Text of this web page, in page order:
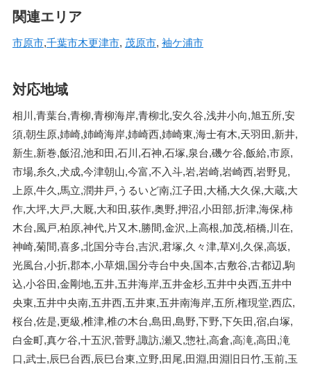
関連エリア
市原市,千葉市木更津市, 茂原市, 袖ケ浦市
対応地域
相川,青葉台,青柳,青柳海岸,青柳北,安久谷,浅井小向,旭五所,安
須,朝生原,姉崎,姉崎海岸,姉崎西,姉崎東,海士有木,天羽田,新井,
新生,新巻,飯沼,池和田,石川,石神,石塚,泉台,磯ケ谷,飯給,市原,
市場,糸久,犬成,今津朝山,今富,不入斗,岩,岩崎,岩崎西,岩野見,
上原,牛久,馬立,潤井戸,うるいど南,江子田,大桶,大久保,大蔵,大
作,大坪,大戸,大厩,大和田,荻作,奥野,押沼,小田部,折津,海保,柿
木台,風戸,柏原,神代,片又木,勝間,金沢,上高根,加茂,栢橋,川在,
神崎,菊間,喜多,北国分寺台,吉沢,君塚,久々津,草刈,久保,高坂,
光風台,小折,郡本,小草畑,国分寺台中央,国本,古敷谷,古都辺,駒
込,小谷田,金剛地,五井,五井海岸,五井金杉,五井中央西,五井中
央東,五井中央南,五井西,五井東,五井南海岸,五所,権現堂,西広,
桜台,佐是,更級,椎津,椎の木台,島田,島野,下野,下矢田,宿,白塚,
白金町,真ケ谷,十五沢,菅野,諏訪,瀬又,惣社,高倉,高滝,高田,滝
口,武士,辰巳台西,辰巳台東,立野,田尾,田淵,田淵旧日竹,玉前,玉